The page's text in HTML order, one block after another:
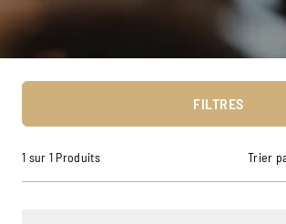
FILTRES
1 sur 1 Produits Trier